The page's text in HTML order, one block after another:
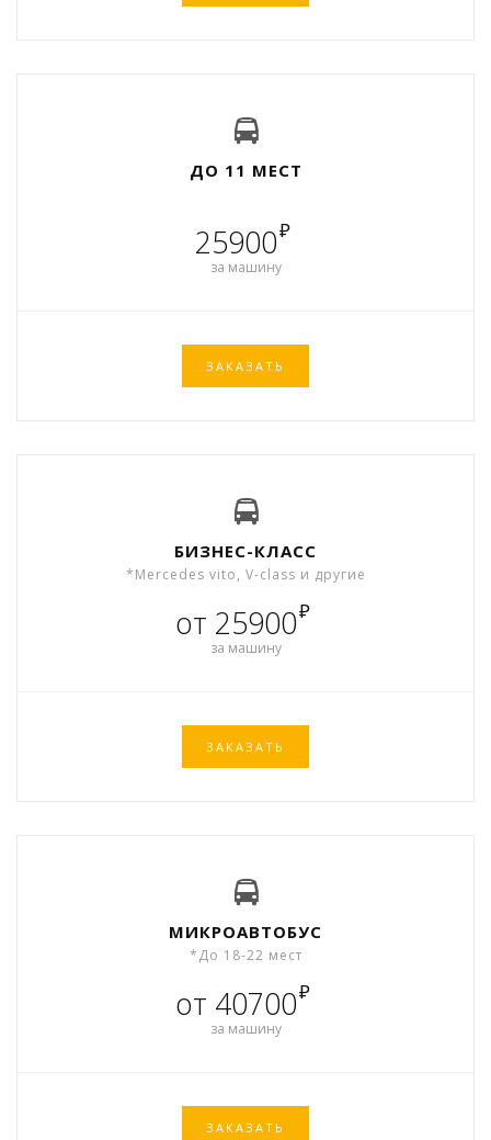
ДО 11 МЕСТ
25900₽
за машину
ЗАКАЗАТЬ
БИЗНЕС-КЛАСС
*Mercedes vito, V-class и другие
от 25900₽
за машину
ЗАКАЗАТЬ
МИКРОАВТОБУС
*До 18-22 мест
от 40700₽
за машину
ЗАКАЗАТЬ